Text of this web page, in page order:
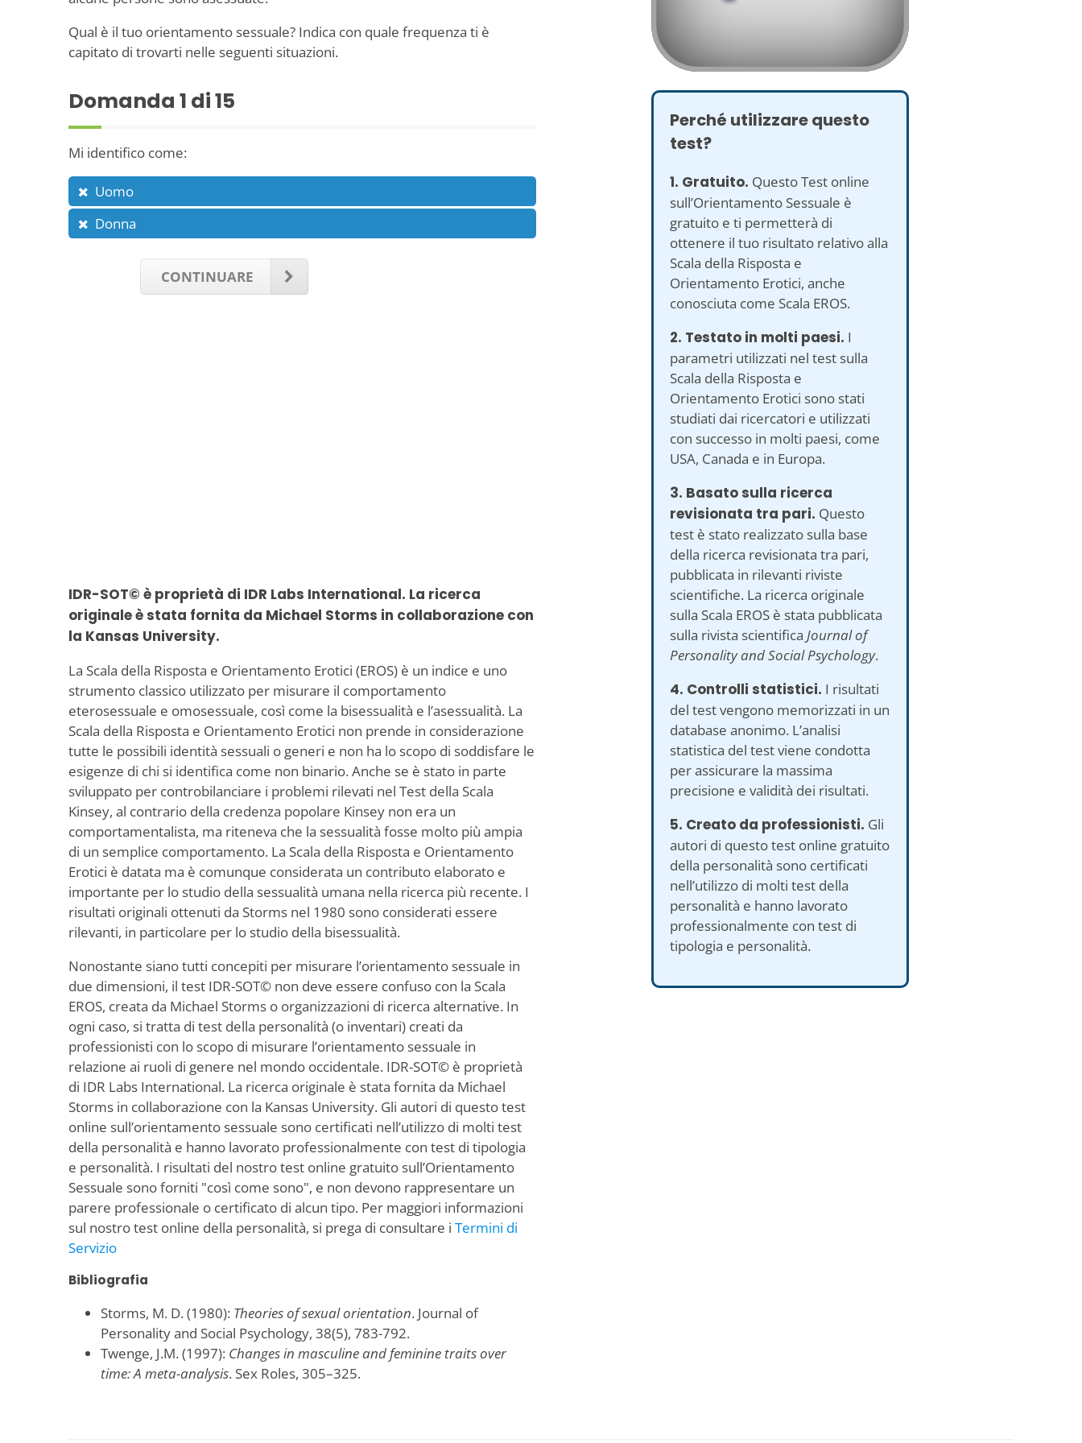
Qual è il tuo orientamento sessuale? Indica con quale frequenza ti è
capitato di trovarti nelle seguenti situazioni.
Domanda 1 di 15
Mi identifico come:
Uomo
Donna
CONTINUARE
IDR-SOT© è proprietà di IDR Labs International. La ricerca
originale è stata fornita da Michael Storms in collaborazione con
la Kansas University.
La Scala della Risposta e Orientamento Erotici (EROS) è un indice e uno
strumento classico utilizzato per misurare il comportamento
eterosessuale e omosessuale, così come la bisessualità e l’asessualità. La
Scala della Risposta e Orientamento Erotici non prende in considerazione
tutte le possibili identità sessuali o generi e non ha lo scopo di soddisfare le
esigenze di chi si identifica come non binario. Anche se è stato in parte
sviluppato per controbilanciare i problemi rilevati nel Test della Scala
Kinsey, al contrario della credenza popolare Kinsey non era un
comportamentalista, ma riteneva che la sessualità fosse molto più ampia
di un semplice comportamento. La Scala della Risposta e Orientamento
Erotici è datata ma è comunque considerata un contributo elaborato e
importante per lo studio della sessualità umana nella ricerca più recente. I
risultati originali ottenuti da Storms nel 1980 sono considerati essere
rilevanti, in particolare per lo studio della bisessualità.
Nonostante siano tutti concepiti per misurare l’orientamento sessuale in
due dimensioni, il test IDR-SOT© non deve essere confuso con la Scala
EROS, creata da Michael Storms o organizzazioni di ricerca alternative. In
ogni caso, si tratta di test della personalità (o inventari) creati da
professionisti con lo scopo di misurare l’orientamento sessuale in
relazione ai ruoli di genere nel mondo occidentale. IDR-SOT© è proprietà
di IDR Labs International. La ricerca originale è stata fornita da Michael
Storms in collaborazione con la Kansas University. Gli autori di questo test
online sull’orientamento sessuale sono certificati nell’utilizzo di molti test
della personalità e hanno lavorato professionalmente con test di tipologia
e personalità. I risultati del nostro test online gratuito sull’Orientamento
Sessuale sono forniti "così come sono", e non devono rappresentare un
parere professionale o certificato di alcun tipo. Per maggiori informazioni
sul nostro test online della personalità, si prega di consultare i Termini di
Servizio
Bibliografia
Storms, M. D. (1980): Theories of sexual orientation. Journal of
Personality and Social Psychology, 38(5), 783-792.
Twenge, J.M. (1997): Changes in masculine and feminine traits over
time: A meta-analysis. Sex Roles, 305–325.
Perché utilizzare questo
test?
1. Gratuito. Questo Test online
sull’Orientamento Sessuale è
gratuito e ti permetterà di
ottenere il tuo risultato relativo alla
Scala della Risposta e
Orientamento Erotici, anche
conosciuta come Scala EROS.
2. Testato in molti paesi. I
parametri utilizzati nel test sulla
Scala della Risposta e
Orientamento Erotici sono stati
studiati dai ricercatori e utilizzati
con successo in molti paesi, come
USA, Canada e in Europa.
3. Basato sulla ricerca
revisionata tra pari. Questo
test è stato realizzato sulla base
della ricerca revisionata tra pari,
pubblicata in rilevanti riviste
scientifiche. La ricerca originale
sulla Scala EROS è stata pubblicata
sulla rivista scientifica Journal of
Personality and Social Psychology.
4. Controlli statistici. I risultati
del test vengono memorizzati in un
database anonimo. L’analisi
statistica del test viene condotta
per assicurare la massima
precisione e validità dei risultati.
5. Creato da professionisti. Gli
autori di questo test online gratuito
della personalità sono certificati
nell’utilizzo di molti test della
personalità e hanno lavorato
professionalmente con test di
tipologia e personalità.